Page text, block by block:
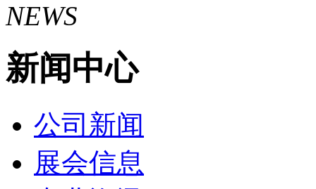
NEWS
新闻中心
公司新闻
展会信息